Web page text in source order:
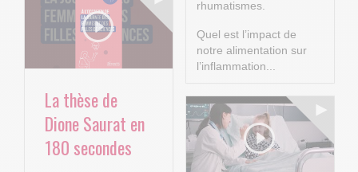
rhumatismes.
Quel est l’impact de
notre alimentation sur
l’inflammation...
La thèse de
Dione Saurat en
180 secondes